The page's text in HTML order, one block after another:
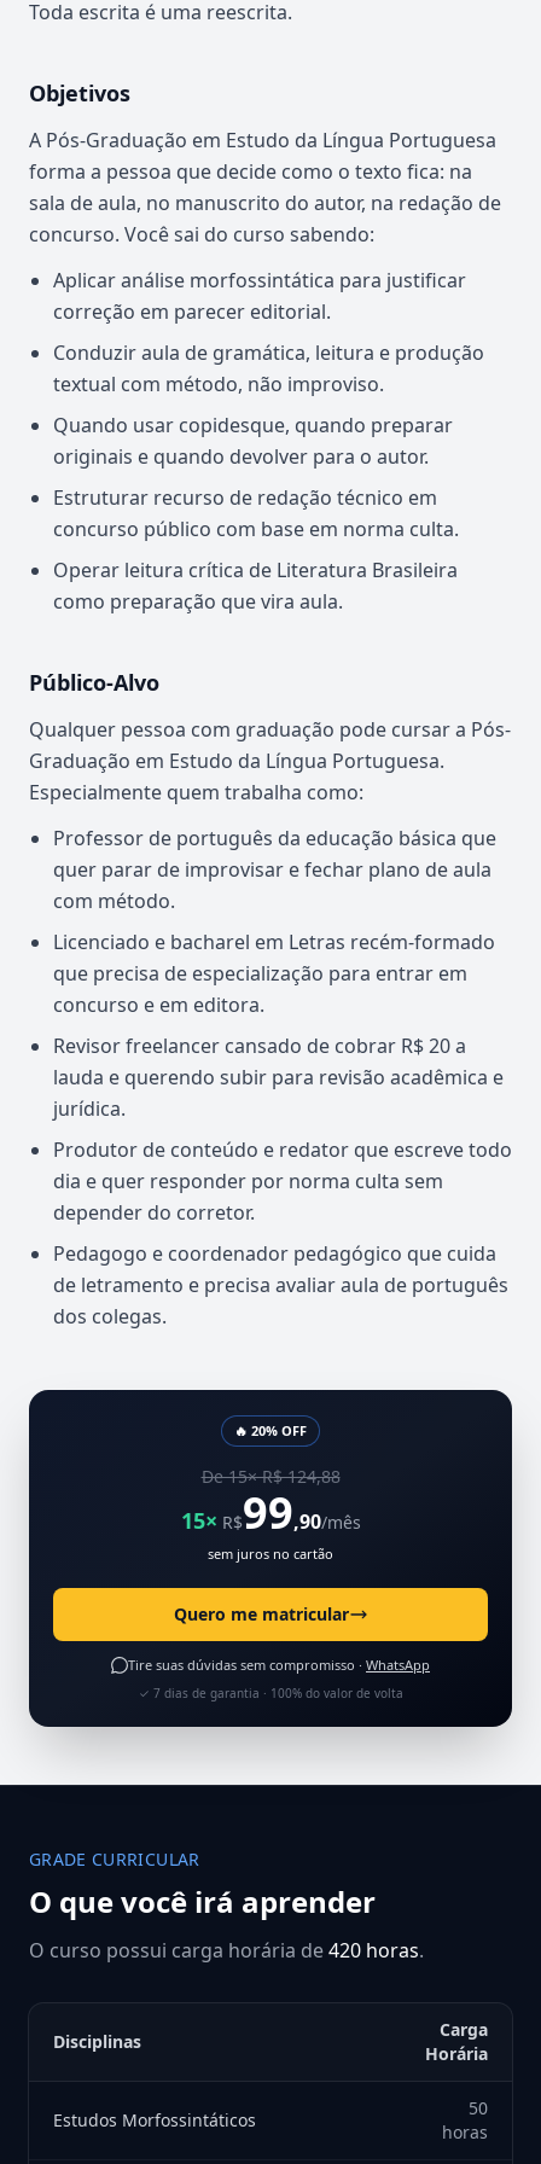
Toda escrita é uma reescrita.
Objetivos
A Pós-Graduação em Estudo da Língua Portuguesa
forma a pessoa que decide como o texto fica: na
sala de aula, no manuscrito do autor, na redação de
concurso. Você sai do curso sabendo:
Aplicar análise morfossintática para justificar
correção em parecer editorial.
Conduzir aula de gramática, leitura e produção
textual com método, não improviso.
Quando usar copidesque, quando preparar
originais e quando devolver para o autor.
Estruturar recurso de redação técnico em
concurso público com base em norma culta.
Operar leitura crítica de Literatura Brasileira
como preparação que vira aula.
Público-Alvo
Qualquer pessoa com graduação pode cursar a Pós-
Graduação em Estudo da Língua Portuguesa.
Especialmente quem trabalha como:
Professor de português da educação básica que
quer parar de improvisar e fechar plano de aula
com método.
Licenciado e bacharel em Letras recém-formado
que precisa de especialização para entrar em
concurso e em editora.
Revisor freelancer cansado de cobrar R$ 20 a
lauda e querendo subir para revisão acadêmica e
jurídica.
Produtor de conteúdo e redator que escreve todo
dia e quer responder por norma culta sem
depender do corretor.
Pedagogo e coordenador pedagógico que cuida
de letramento e precisa avaliar aula de português
dos colegas.
🔥 20% OFF
De 15× R$ 124,88
15× R$99,90/mês
sem juros no cartão
Quero me matricular
Tire suas dúvidas sem compromisso · WhatsApp
✓ 7 dias de garantia · 100% do valor de volta
GRADE CURRICULAR
O que você irá aprender
O curso possui carga horária de420 horas.
Disciplinas
Carga
Horária
Estudos Morfossintáticos
50
horas